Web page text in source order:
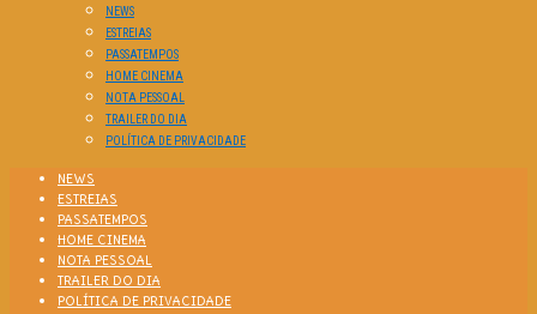
NEWS
ESTREIAS
PASSATEMPOS
HOME CINEMA
NOTA PESSOAL
TRAILER DO DIA
POLÍTICA DE PRIVACIDADE
NEWS
ESTREIAS
PASSATEMPOS
HOME CINEMA
NOTA PESSOAL
TRAILER DO DIA
POLÍTICA DE PRIVACIDADE